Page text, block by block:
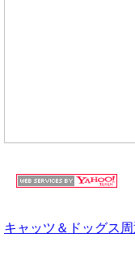
キャッツ＆ドッグス